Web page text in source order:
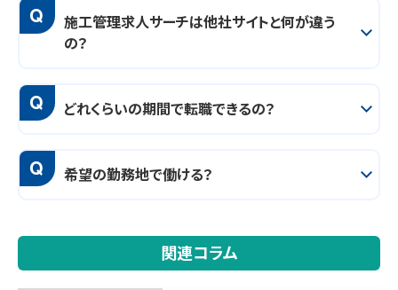
Q
施工管理求人サーチは他社サイトと何が違う
の？
Q どれくらいの期間で転職できるの？
Q 希望の勤務地で働ける？
関連コラム